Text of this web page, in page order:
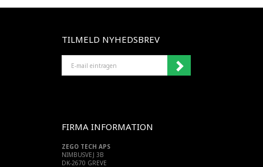
TILMELD NYHEDSBREV
MAIL
EINTRAGEN
FIRMA INFORMATION
ZEGO TECH APS
NIMBUSVEJ 3B
DK-2670 GREVE